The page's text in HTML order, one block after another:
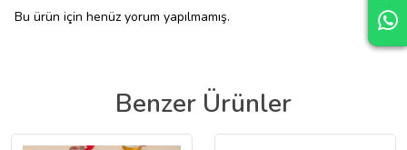
Bu ürün için henüz yorum yapılmamış.
Benzer Ürünler